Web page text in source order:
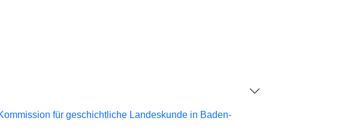
für geschichtliche Landeskunde in Baden-